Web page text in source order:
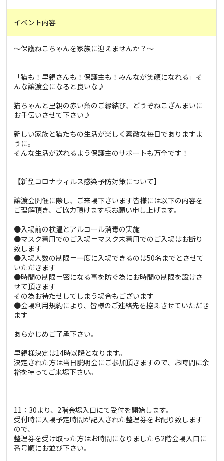
イベント内容
～保護ねこちゃんを家族に迎えませんか？～
「猫も！里親さんも！保護主も！みんなが笑顔になれる」そ
んな譲渡会になると良いな♪
猫ちゃんと里親の赤い糸のご縁結び、どうぞねこざんまいに
お手伝いさせて下さい♪
新しい家族と猫たちの生活が楽しく素敵な毎日でありますよ
うに。
そんな生活が送れるよう保護主のサポートも万全です！
【新型コロナウィルス感染予防対策について】
譲渡会開催に際し、ご来場下さいます皆様には以下の内容を
ご理解頂き、ご協力頂けます様お願い申し上げます。
●入場前の検温とアルコール消毒の実施
●マスク着用でのご入場＝マスク未着用でのご入場はお断り
致します
●入場人数の制限＝一度に入場できるのは50名までとさせて
いただきます
●時間の制限＝密になる事を防ぐ為にお時間の制限を設けさ
せて頂きます
その為お待たせしてしまう場合もございます
●会場利用規約により、皆様のご連絡先を控えさせていただき
ます
あらかじめご了承下さい。
里親様決定は14時以降となります。
決定された方は当日説明会にご参加頂きますので、お時間に余
裕を持ってご来場下さい。
11：30より、2階会場入口にて受付を開始します。
受付時に入場予定時間が記入された整理券をお配り致します
ので、
整理券を受け取った方はお時間になりましたら2階会場入口に
番号順にお並び下さい。